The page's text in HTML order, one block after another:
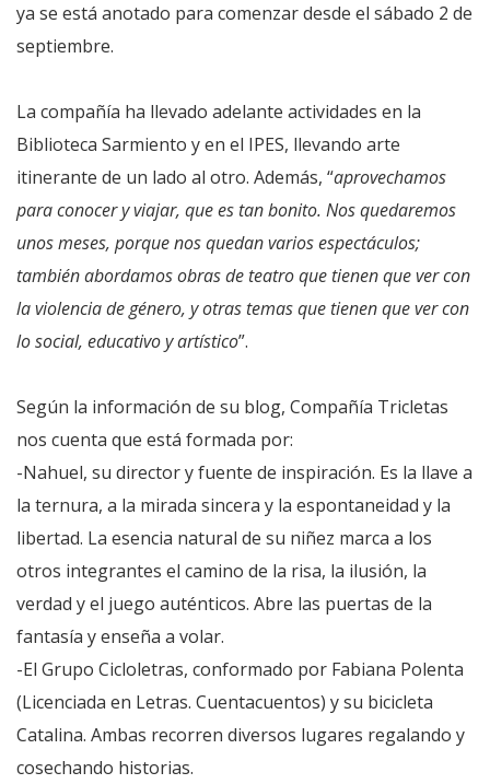
ya se está anotado para comenzar desde el sábado 2 de
septiembre.
La compañía ha llevado adelante actividades en la
Biblioteca Sarmiento y en el IPES, llevando arte
itinerante de un lado al otro. Además, “aprovechamos
para conocer y viajar, que es tan bonito. Nos quedaremos
unos meses, porque nos quedan varios espectáculos;
también abordamos obras de teatro que tienen que ver con
la violencia de género, y otras temas que tienen que ver con
lo social, educativo y artístico”.
Según la información de su blog, Compañía Tricletas
nos cuenta que está formada por:
-Nahuel, su director y fuente de inspiración. Es la llave a
la ternura, a la mirada sincera y la espontaneidad y la
libertad. La esencia natural de su niñez marca a los
otros integrantes el camino de la risa, la ilusión, la
verdad y el juego auténticos. Abre las puertas de la
fantasía y enseña a volar.
-El Grupo Cicloletras, conformado por Fabiana Polenta
(Licenciada en Letras. Cuentacuentos) y su bicicleta
Catalina. Ambas recorren diversos lugares regalando y
cosechando historias.